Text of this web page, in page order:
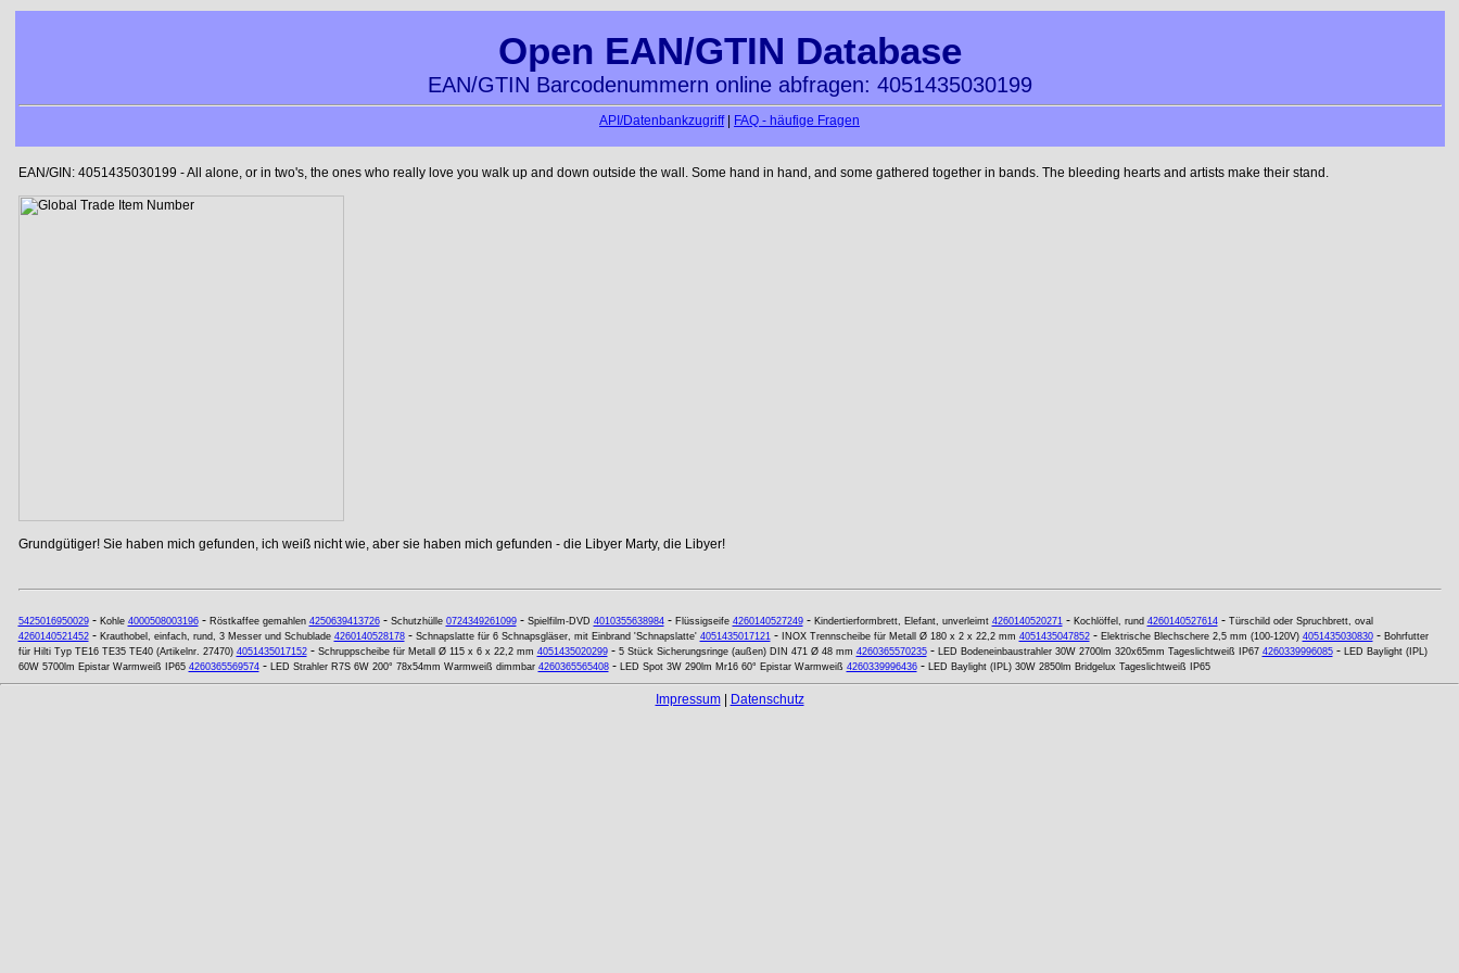
Open EAN/GTIN Database
EAN/GTIN Barcodenummern online abfragen: 4051435030199
API/Datenbankzugriff| FAQ - häufige Fragen
EAN/GIN: 4051435030199 - All alone, or in two's, the ones who really love you walk up and down outside the wall. Some hand in hand, and some gathered together in bands. The bleeding hearts and artists make their stand.
Grundgütiger! Sie haben mich gefunden, ich weiß nicht wie, aber sie haben mich gefunden - die Libyer Marty, die Libyer!
5425016950029- Kohle 4000508003196- Röstkaffee gemahlen 4250639413726- Schutzhülle 0724349261099- Spielfilm-DVD 4010355638984- Flüssigseife 4260140527249- Kindertierformbrett, Elefant, unverleimt 4260140520271- Kochlöffel, rund 4260140527614- Türschild oder Spruchbrett, oval
4260140521452- Krauthobel, einfach, rund, 3 Messer und Schublade 4260140528178- Schnapslatte für 6 Schnapsgläser, mit Einbrand 'Schnapslatte' 4051435017121- INOX Trennscheibe für Metall Ø 180 x 2 x 22,2 mm 4051435047852- Elektrische Blechschere 2,5 mm (100-120V) 4051435030830- Bohrfutter
für Hilti Typ TE16 TE35 TE40 (Artikelnr. 27470) 4051435017152- Schruppscheibe für Metall Ø 115 x 6 x 22,2 mm 4051435020299- 5 Stück Sicherungsringe (außen) DIN 471 Ø 48 mm 4260365570235- LED Bodeneinbaustrahler 30W 2700lm 320x65mm Tageslichtweiß IP67 4260339996085- LED Baylight (IPL)
60W 5700lm Epistar Warmweiß IP65 4260365569574- LED Strahler R7S 6W 200° 78x54mm Warmweiß dimmbar 4260365565408- LED Spot 3W 290lm Mr16 60° Epistar Warmweiß 4260339996436- LED Baylight (IPL) 30W 2850lm Bridgelux Tageslichtweiß IP65
Impressum| Datenschutz